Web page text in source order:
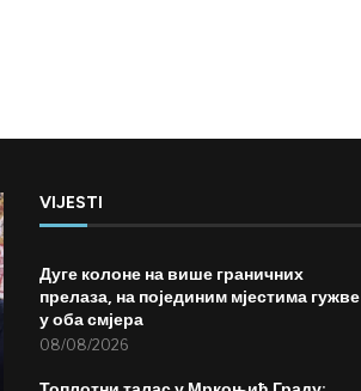
VIJESTI
Дуге колоне на више граничних
прелаза, на појединим мјестима гужве
у оба смјера
08/08/2026